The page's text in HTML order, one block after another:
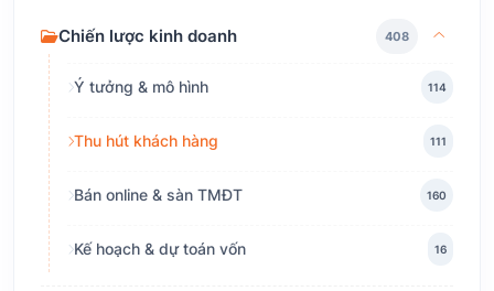
Chiến lược kinh doanh 408
Ý tưởng & mô hình 114
Thu hút khách hàng 111
Bán online & sàn TMĐT 160
Kế hoạch & dự toán vốn 16